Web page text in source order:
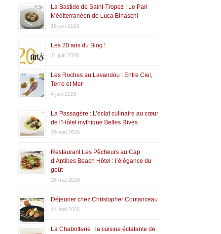
La Bastide de Saint-Tropez : Le Pari
Méditerranéen de Luca Binaschi
16 juin 2026
Les 20 ans du Blog !
11 juin 2026
Les Roches au Lavandou : Entre Ciel,
Terre et Mer
4 juin 2026
La Passagère : L’éclat culinaire au cœur
de l’Hôtel mythique Belles Rives
29 mai 2026
Restaurant Les Pêcheurs au Cap
d’Antibes Beach Hôtel : l’élégance du
goût
26 mai 2026
Déjeuner chez Christopher Coutanceau
14 mai 2026
La Chabotterie : la cuisine éclatante de